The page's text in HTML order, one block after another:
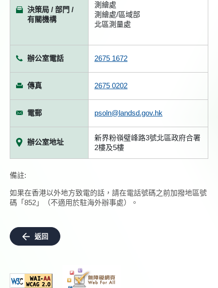
決策局 / 部門 /
有關機構
測繪處
測繪處/區域部
北區測量處
辦公室電話 2675 1672
傳真 2675 0202
電郵 psoln@landsd.gov.hk
辦公室地址
新界粉嶺璧峰路3號北區政府合署
2樓及5樓
備註:
如果在香港以外地方致電的話，請在電話號碼之前加撥地區號
碼「852」（不適用於駐海外辦事處）。
返回